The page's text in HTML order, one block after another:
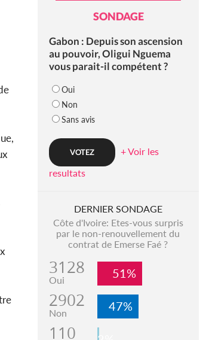
SONDAGE
Gabon : Depuis son ascension
au pouvoir, Oligui Nguema
vous parait-il compétent ?
Oui
Non
Sans avis
+ Voir les
resultats
DERNIER SONDAGE
Côte d'Ivoire: Etes-vous surpris
par le non-renouvellement du
contrat de Emerse Faé ?
3128
Oui 51%
2902
Non 47%
110